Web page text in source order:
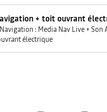
+ toit ouvrant
: Media Nav Live + Son
électrique